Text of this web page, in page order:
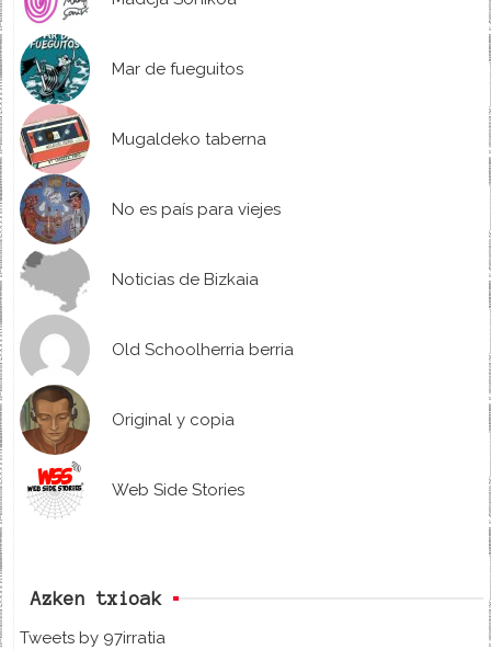
Mar de fueguitos
Mugaldeko taberna
No es país para viejes
Noticias de Bizkaia
Old Schoolherria berria
Original y copia
Web Side Stories
Azken txioak
Tweets by 97irratia